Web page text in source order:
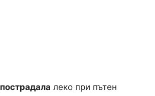
пострадала леко при пътен